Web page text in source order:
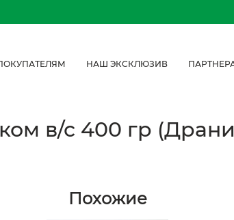
НАШ ЭКСКЛЮЗИВ
в/с 400 гр
Похожие